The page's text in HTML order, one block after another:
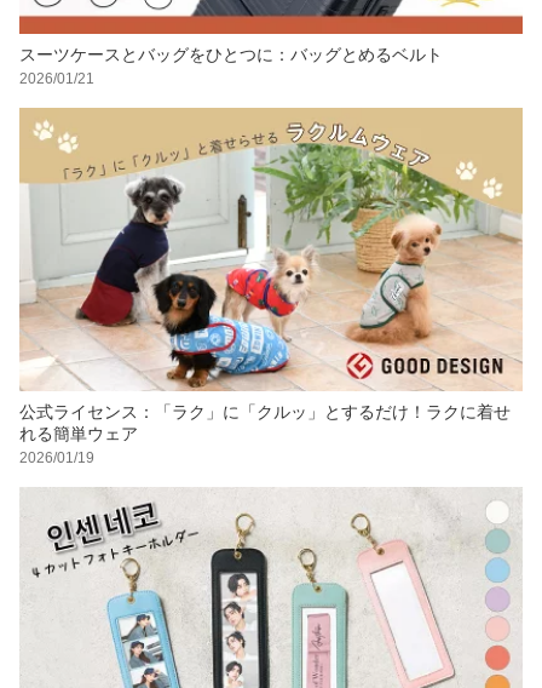
スーツケースとバッグをひとつに：バッグとめるベルト
2026/01/21
公式ライセンス：「ラク」に「クルッ」とするだけ！ラクに着せ
れる簡単ウェア
2026/01/19